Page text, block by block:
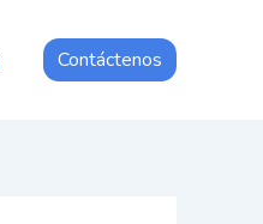
Contáctenos